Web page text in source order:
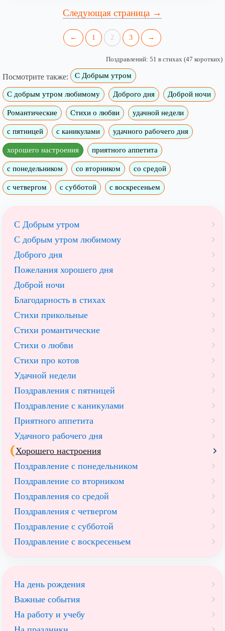
Следующая страница →
← 1 2 3 →
Поздравлений: 51 в стихах (47 коротких)
Посмотрите также: С Добрым утром
C добрым утром любимому Доброго дня Доброй ночи
Романтические Стихи о любви удачной недели
c пятницей с каникулами удачного рабочего дня
хорошего настроения приятного аппетита
с понедельником со вторником со средой
с четвергом с субботой с воскресеньем
С Добрым утром
C добрым утром любимому
Доброго дня
Пожелания хорошего дня
Доброй ночи
Благодарность в стихах
Стихи прикольные
Стихи романтические
Стихи о любви
Стихи про котов
Удачной недели
Поздравления с пятницей
Поздравление с каникулами
Приятного аппетита
Удачного рабочего дня
Хорошего настроения
Поздравление с понедельником
Поздравление со вторником
Поздравления со средой
Поздравления с четвергом
Поздравление с субботой
Поздравление с воскресеньем
На день рождения
Важные события
На работу и учебу